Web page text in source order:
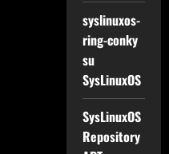
syslinuxos-
ring-conky
su
SysLinuxOS
SysLinuxOS
Repository